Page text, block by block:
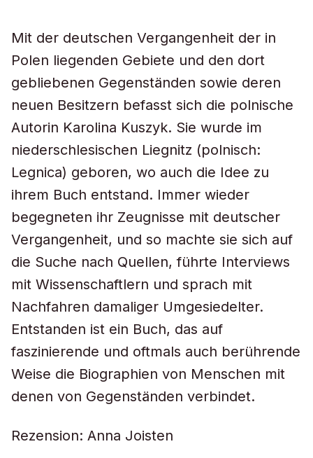
Mit der deutschen Vergangenheit der in
Polen liegenden Gebiete und den dort
gebliebenen Gegenständen sowie deren
neuen Besitzern befasst sich die polnische
Autorin Karolina Kuszyk. Sie wurde im
niederschlesischen Liegnitz (polnisch:
Legnica) geboren, wo auch die Idee zu
ihrem Buch entstand. Immer wieder
begegneten ihr Zeugnisse mit deutscher
Vergangenheit, und so machte sie sich auf
die Suche nach Quellen, führte Interviews
mit Wissenschaftlern und sprach mit
Nachfahren damaliger Umgesiedelter.
Entstanden ist ein Buch, das auf
faszinierende und oftmals auch berührende
Weise die Biographien von Menschen mit
denen von Gegenständen verbindet.
Rezension: Anna Joisten